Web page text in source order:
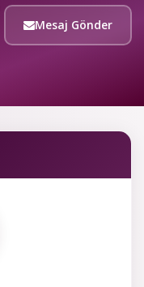
Mesaj Gönder